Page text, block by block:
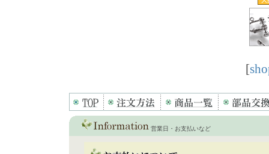
[
営業日・お支払いなど